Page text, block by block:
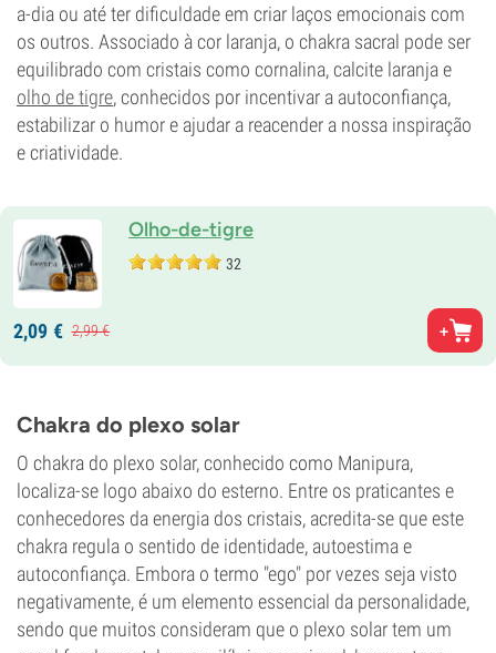
a-dia ou até ter dificuldade em criar laços emocionais com
os outros. Associado à cor laranja, o chakra sacral pode ser
equilibrado com cristais como cornalina, calcite laranja e
olho de tigre, conhecidos por incentivar a autoconfiança,
estabilizar o humor e ajudar a reacender a nossa inspiração
e criatividade.
Olho-de-tigre
32
2,09 € 2,99€
Chakra do plexo solar
O chakra do plexo solar, conhecido como Manipura,
localiza-se logo abaixo do esterno. Entre os praticantes e
conhecedores da energia dos cristais, acredita-se que este
chakra regula o sentido de identidade, autoestima e
autoconfiança. Embora o termo "ego" por vezes seja visto
negativamente, é um elemento essencial da personalidade,
sendo que muitos consideram que o plexo solar tem um